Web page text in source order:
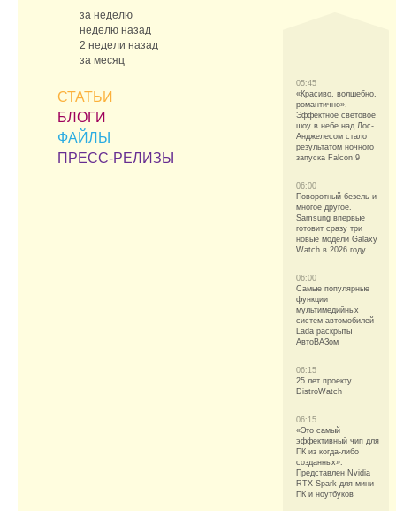
за неделю
неделю назад
2 недели назад
за месяц
СТАТЬИ
БЛОГИ
ФАЙЛЫ
ПРЕСС-РЕЛИЗЫ
05:45
«Красиво, волшебно,
романтично».
Эффектное световое
шоу в небе над Лос-
Анджелесом стало
результатом ночного
запуска Falcon 9
06:00
Поворотный безель и
многое другое.
Samsung впервые
готовит сразу три
новые модели Galaxy
Watch в 2026 году
06:00
Самые популярные
функции
мультимедийных
систем автомобилей
Lada раскрыты
АвтоВАЗом
06:15
25 лет проекту
DistroWatch
06:15
«Это самый
эффективный чип для
ПК из когда-либо
созданных».
Представлен Nvidia
RTX Spark для мини-
ПК и ноутбуков